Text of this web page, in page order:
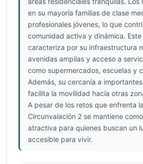
en su mayoría familias de clase
profesionales jóvenes, lo que
comunidad activa y dinámica.
caracteriza por su infraestructura
avenidas amplias y acceso a
como supermercados, escuelas y
Además, su cercanía a
facilita la movilidad hacia otras
A pesar de los retos que enfrenta
Circunvalación 2 se mantiene
atractiva para quienes buscan un
accesible para vivir.